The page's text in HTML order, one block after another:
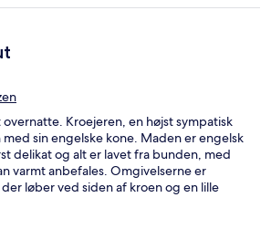
Kroejeren, en højst sympatisk
sin engelske kone. Maden er engelsk
delikat og alt er lavet fra bunden, med
varmt anbefales. Omgivelserne er
løber ved siden af kroen og en lille